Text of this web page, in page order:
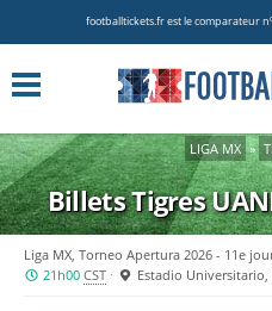
footballtickets.fr est le comparateur
LIGA MX »
Billets Tigres
Liga MX, Torneo Apertura 2026 - 11e
21h00CST Estadio